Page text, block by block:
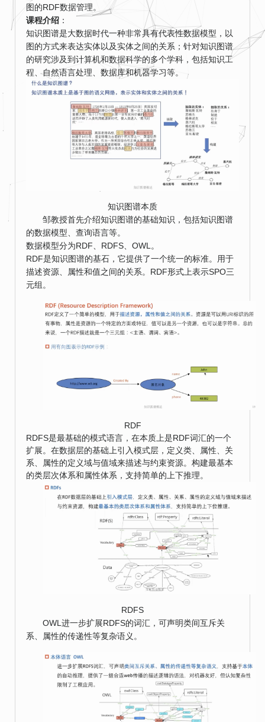
图的RDF数据管理。
课程介绍 ：
知识图谱是大数据时代一种非常具有代表性数据模型，以
图的方式来表达实体以及实体之间的关系；针对知识图谱
的研究涉及到计算机和数据科学的多个学科，包括知识工
程、自然语言处理、数据库和机器学习等。
知识图谱本质
邹教授首先介绍知识图谱的基础知识，包括知识图谱
的数据模型、查询语言等。
数据模型分为RDF、RDFS、OWL。
RDF是知识图谱的基石，它提供了一个统一的标准。用于
描述资源、属性和值之间的关系。RDF形式上表示SPO三
元组。
RDF
RDFS是最基础的模式语言，在本质上是RDF词汇的一个
扩展。在数据层的基础上引入模式层，定义类、属性、关
系、属性的定义域与值域来描述与约束资源。构建最基本
的类层次体系和属性体系，支持简单的上下推理。
RDFS
OWL进一步扩展RDFS的词汇，可声明类间互斥关
系、属性的传递性等复杂语义。